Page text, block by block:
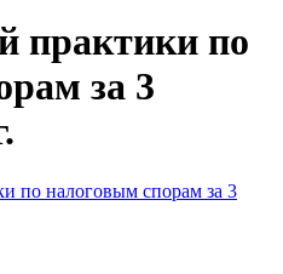
практики по
за 3
по налоговым спорам за 3